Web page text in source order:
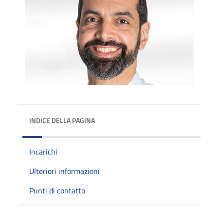
INDICE DELLA PAGINA
Incarichi
Ulteriori informazioni
Punti di contatto